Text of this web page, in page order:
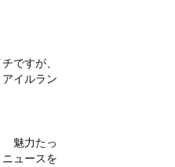
ですが、
イルラン
魅力たっ
ュースを